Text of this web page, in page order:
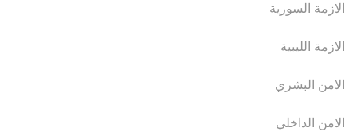
الازمة السورية
الازمة الليبية
الامن البشري
الامن الداخلي